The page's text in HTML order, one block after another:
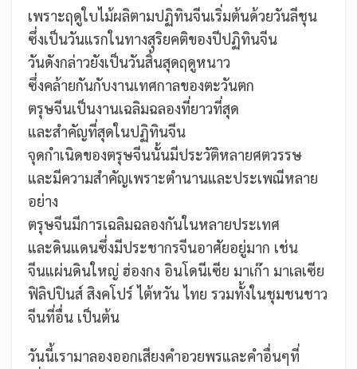
เพราะฤดูใบไม้ผลิตามปฏิทินจีนเริ่มต้นด้วยวันลีชุน
ซึ่งเป็นวันแรกในทางสุริยคติของปีปฏิทินจีน
วันดังกล่าวยังเป็นวันสิ้นสุดฤดูหนาว
ซึ่งคล้ายกันกับงานเทศกาลของตะวันตก
ตรุษจีนเป็นงานเฉลิมฉลองที่ยาวที่สุด
และสำคัญที่สุดในปฏิทินจีน
จุดกำเนิดของตรุษจีนนั้นมีประวัติหลายศตวรรษ
และมีความสำคัญเพราะตำนานและประเพณีหลาย
อย่าง
ตรุษจีนมีการเฉลิมฉลองกันในหลายประเทศ
และดินแดนซึ่งมีประชากรจีนอาศัยอยู่มาก เช่น
จีนแผ่นดินใหญ่ ฮ่องกง อินโดนีเซีย มาเก๊า มาเลเซีย
ฟิลิปปินส์ สิงคโปร์ ไต้หวัน ไทย รวมทั้งในชุมชนชาว
จีนที่อื่น เป็นต้น
วันนี้เรามาลองออกเสียงคำอวยพรและคำอื่นๆที่